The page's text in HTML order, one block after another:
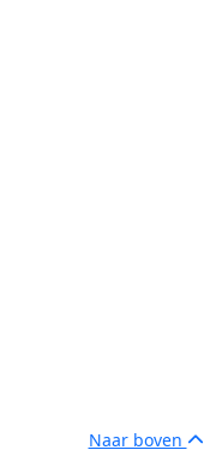
Naar boven